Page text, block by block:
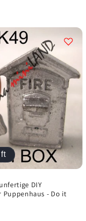
DIY
- Do it